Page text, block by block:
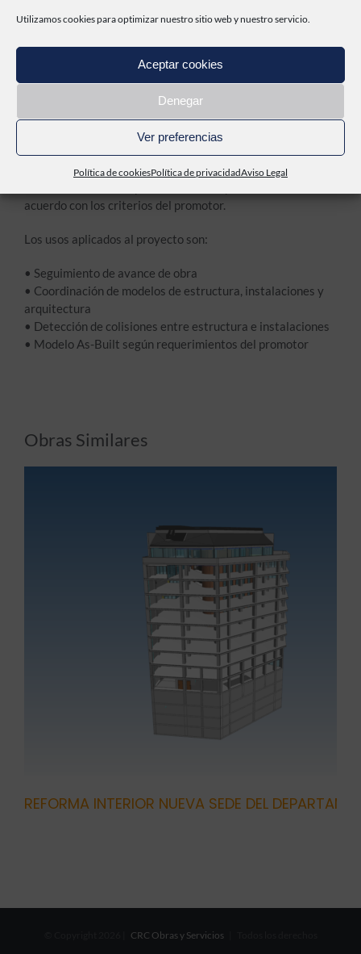
Utilizamos cookies para optimizar nuestro sitio web y nuestro servicio.
Aceptar cookies
Denegar
Ver preferencias
Política de cookiesPolítica de privacidadAviso Legal
reuniones de coordinación periódicas. Así, durante el
desarrollo de la obra se ha mantenido este procedimiento,
facilitando la comunicación entre empresas.
Finalmente se ha podido entregar un modelo As-Built
compilando las 3 disciplinas perfectamente coordinado y
que ha reflejado la realidad de la obra ejecutada. Además,
este modelo de coordinación ha seguido unos mismos
acuerdo con los criterios del promotor.
Los usos aplicados al proyecto son:
• Seguimiento de avance de obra
• Coordinación de modelos de estructura, instalaciones y
arquitectura
• Detección de colisiones entre estructura e instalaciones
• Modelo As-Built según requerimientos del promotor
Obras Similares
REFORMA INTERIOR NUEVA SEDE DEL
CRC Obras y Servicios| Todos los derechos